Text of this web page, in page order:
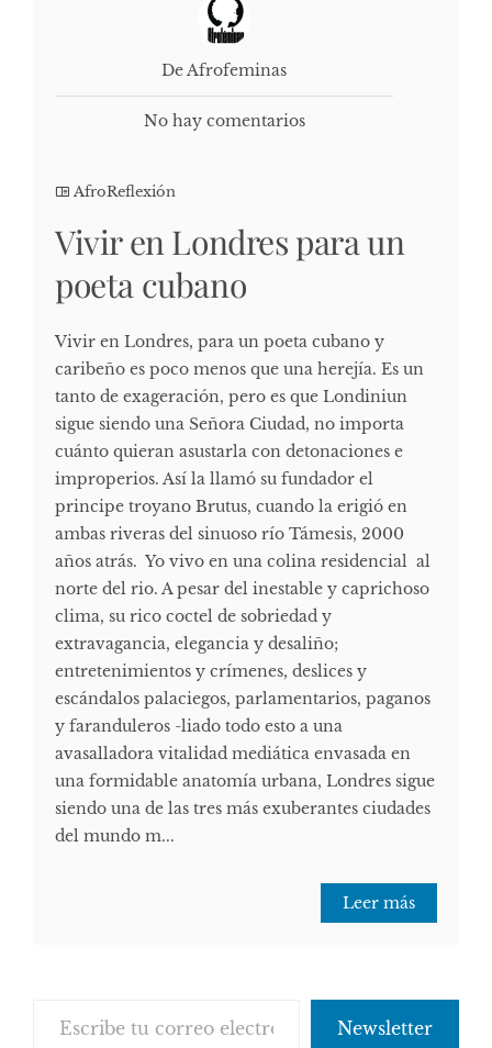
De Afrofeminas
No hay comentarios
AfroReflexión
Vivir en Londres para un
poeta cubano
Vivir en Londres, para un poeta cubano y
caribeño es poco menos que una herejía. Es un
tanto de exageración, pero es que Londiniun
sigue siendo una Señora Ciudad, no importa
cuánto quieran asustarla con detonaciones e
improperios. Así la llamó su fundador el
principe troyano Brutus, cuando la erigió en
ambas riveras del sinuoso río Támesis, 2000
años atrás. Yo vivo en una colina residencial al
norte del rio. A pesar del inestable y caprichoso
clima, su rico coctel de sobriedad y
extravagancia, elegancia y desaliño;
entretenimientos y crímenes, deslices y
escándalos palaciegos, parlamentarios, paganos
y faranduleros -liado todo esto a una
avasalladora vitalidad mediática envasada en
una formidable anatomía urbana, Londres sigue
siendo una de las tres más exuberantes ciudades
del mundo m...
Leer más
Newsletter